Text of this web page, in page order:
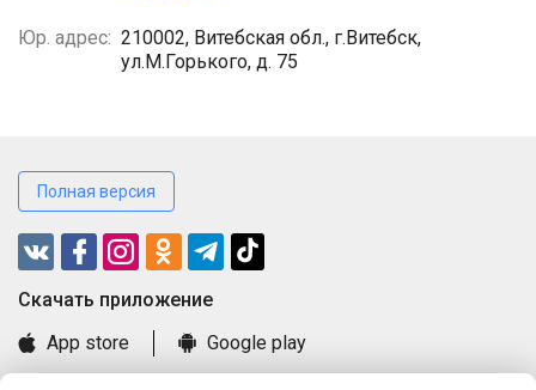
Юр. адрес: 210002, Витебская обл., г.Витебск,
ул.М.Горького, д. 75
Полная версия
Cкачать приложение
App store
Google play